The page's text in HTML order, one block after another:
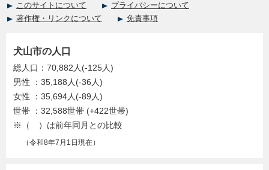
このサイトについて
プライバシーについて
著作権・リンクについて
免責事項
犬山市の人口
総人口：70,882人(-125人)
男性 ：35,188人(-36人)
女性 ：35,694人(-89人)
世帯 ：32,588世帯 (+422世帯)
※（ ）は前年同月との比較
（令和8年7月1日現在）